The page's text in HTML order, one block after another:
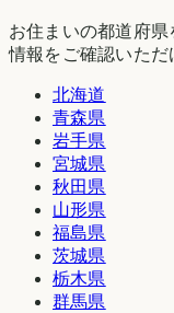
お住まいの都道府
情報をご確認いただ
北海道
青森県
岩手県
宮城県
秋田県
山形県
福島県
茨城県
栃木県
群馬県